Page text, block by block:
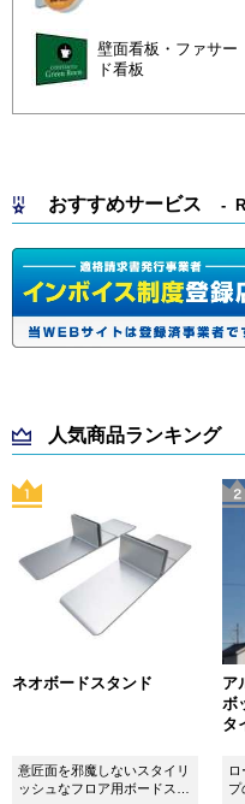
壁面看板・ファサー
ド看板
おすすめサービス
人気商品ランキング
ネオボードスタンド
意匠面を邪魔しないスタイリ
ッシュなフロア用ボードスタ
ア
ボ
タ
プ